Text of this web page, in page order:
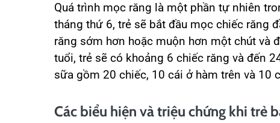
Quá trình mọc răng là một phần tự nhiên
tháng thứ 6, trẻ sẽ bắt đầu mọc chiếc răng
răng sớm hơn hoặc muộn hơn một chút và
tuổi, trẻ sẽ có khoảng 6 chiếc răng và đến
sữa gồm 20 chiếc, 10 cái ở hàm trên và 10
Các biểu hiện và triệu chứng khi trẻ